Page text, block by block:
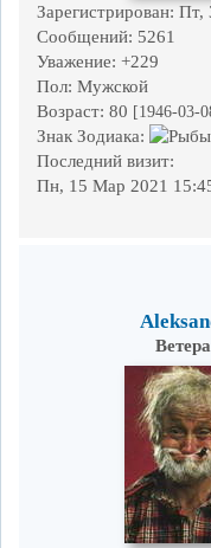
Зарегистрирован: Пт,
Сообщений: 5261
Уважение: +229
Пол: Мужской
Возраст: 80 [1946-03-
Знак Зодиака:
Последний визит:
Пн, 15 Мар 2021